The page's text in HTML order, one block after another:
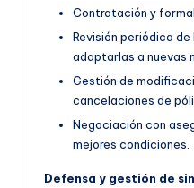
Contratación y
Revisión periódica
adaptarlas a nuevas
Gestión de
cancelaciones de
Negociación con
mejores condiciones.
Defensa y gestión de